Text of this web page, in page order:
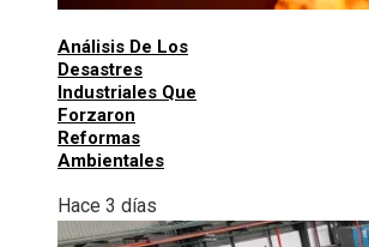
Análisis De Los
Desastres
Industriales Que
Forzaron
Reformas
Ambientales
Hace 3 días